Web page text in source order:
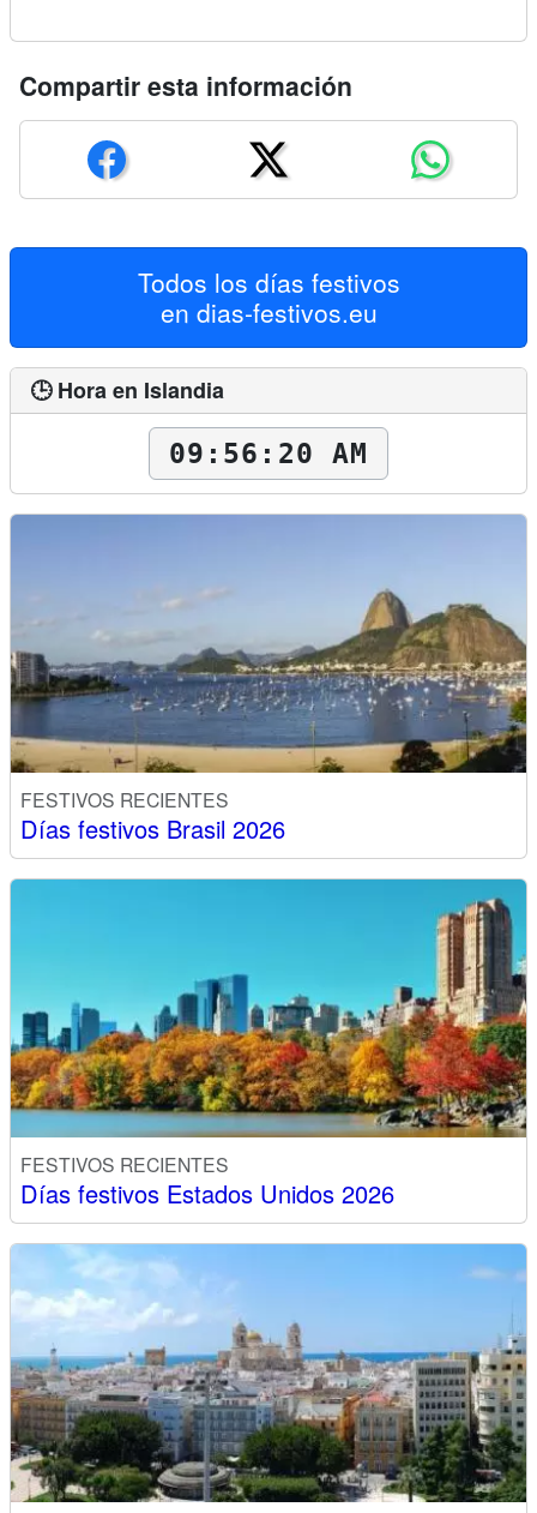
Compartir esta información
Todos los días festivos
en dias-festivos.eu
🕒 Hora en Islandia
09:56:21 AM
FESTIVOS RECIENTES
Días festivos Brasil 2026
FESTIVOS RECIENTES
Días festivos Estados Unidos 2026